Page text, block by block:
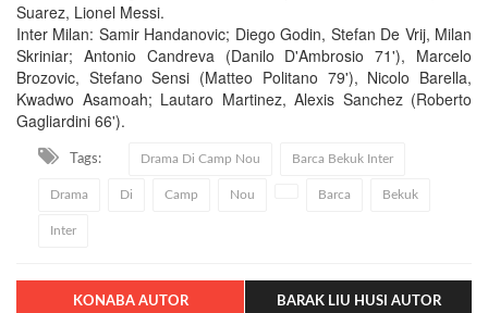
Suarez, Lionel Messi.
Inter Milan: Samir Handanovic; Diego Godin, Stefan De Vrij, Milan
Skriniar; Antonio Candreva (Danilo D'Ambrosio 71'), Marcelo
Brozovic, Stefano Sensi (Matteo Politano 79'), Nicolo Barella,
Kwadwo Asamoah; Lautaro Martinez, Alexis Sanchez (Roberto
Gagliardini 66').
Tags: Drama Di Camp Nou Barca Bekuk Inter
Drama Di Camp Nou Barca Bekuk
Inter
KONABA AUTOR BARAK LIU HUSI AUTOR